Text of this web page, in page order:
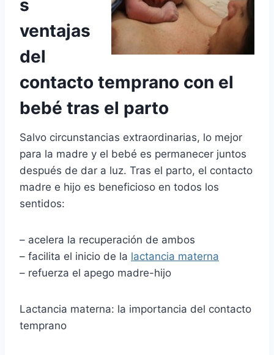
s
ventajas
del
contacto temprano con el
bebé tras el parto
Salvo circunstancias extraordinarias, lo mejor
para la madre y el bebé es permanecer juntos
después de dar a luz. Tras el parto, el contacto
madre e hijo es beneficioso en todos los
sentidos:
– acelera la recuperación de ambos
– facilita el inicio de la lactancia materna
– refuerza el apego madre-hijo
Lactancia materna: la importancia del contacto
temprano